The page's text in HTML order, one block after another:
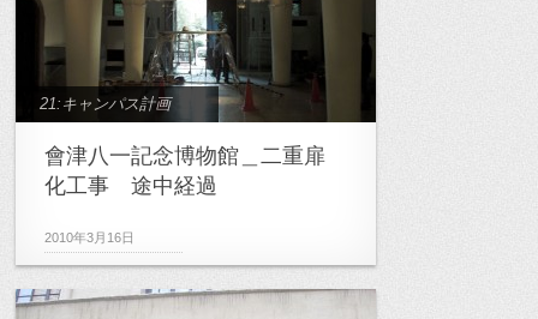
21:キャンパス計画
會津八一記念博物館＿二重扉
化工事 途中経過
2010年3月16日